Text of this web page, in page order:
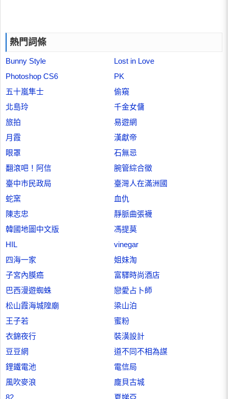
熱門詞條
Bunny Style
Lost in Love
Photoshop CS6
PK
五十嵐隼士
偷窺
北島玲
千金女傭
旅拍
易遊網
月霞
漢獻帝
眼罩
石無忌
翻滾吧！阿信
腕管綜合徵
臺中市民政局
臺灣人在滿洲國
蛇窯
血仇
陳志忠
靜脈曲張襪
韓國地圖中文版
馮提莫
HIL
vinegar
四海一家
姐妹淘
子宮內膜癌
富驛時尚酒店
巴西漫遊蜘蛛
戀愛占卜師
松山霞海城隍廟
梁山泊
王子若
蜜粉
衣錦夜行
裝潢設計
豆豆網
道不同不相為謀
鋰鐵電池
電信局
風吹麥浪
龐貝古城
82
夏娣亞